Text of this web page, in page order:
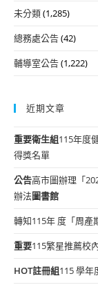
未分類(1,285)
總務處公告(42)
輔導室公告(1,222)
近期文章
重要衛生組115年度
得獎名單
公告高市圖辦理「
辦法圖書館
轉知115年 度「周產
重要115繁星推薦校
HOT註冊組115 學年